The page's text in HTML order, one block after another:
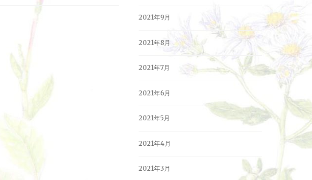
2021年9月
2021年8月
2021年7月
2021年6月
2021年5月
2021年4月
2021年3月